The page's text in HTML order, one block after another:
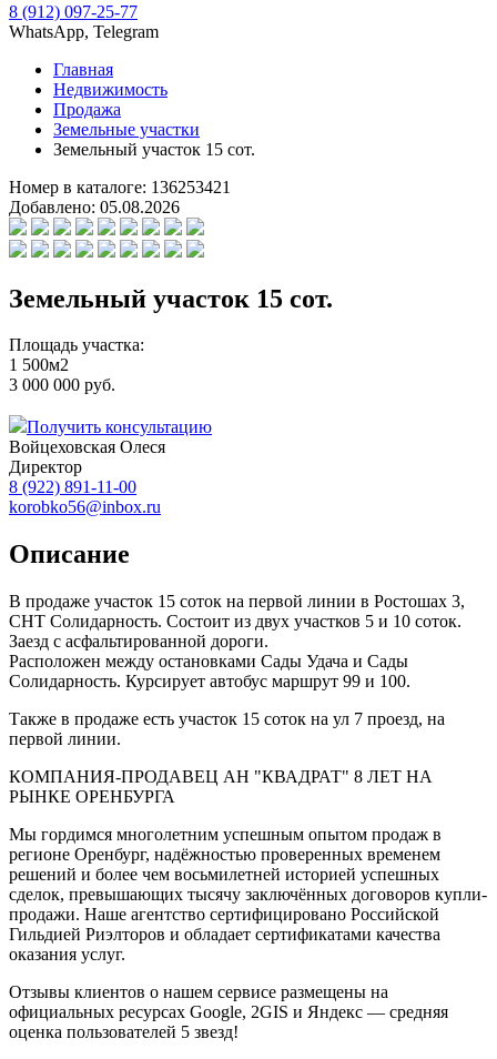
8 (912) 097-25-77
WhatsApp, Telegram
Главная
Недвижимость
Продажа
Земельные участки
Земельный участок 15 сот.
Номер в каталоге: 136253421
Добавлено: 05.08.2026
Земельный участок 15 сот.
Площадь участка:
1 500м2
3 000 000 руб.
Получить консультацию
Войцеховская Олеся
Директор
8 (922) 891-11-00
korobko56@inbox.ru
Описание
В продаже участок 15 соток на первой линии в Ростошах 3,
СНТ Солидарность. Состоит из двух участков 5 и 10 соток.
Заезд с асфальтированной дороги.
Расположен между остановками Сады Удача и Сады
Солидарность. Курсирует автобус маршрут 99 и 100.
Также в продаже есть участок 15 соток на ул 7 проезд, на
первой линии.
КОМПАНИЯ-ПРОДАВЕЦ АН "КВАДРАТ" 8 ЛЕТ НА
РЫНКЕ ОРЕНБУРГА
Мы гордимся многолетним успешным опытом продаж в
регионе Оренбург, надёжностью проверенных временем
решений и более чем восьмилетней историей успешных
сделок, превышающих тысячу заключённых договоров купли-
продажи. Наше агентство сертифицировано Российской
Гильдией Риэлторов и обладает сертификатами качества
оказания услуг.
Отзывы клиентов о нашем сервисе размещены на
официальных ресурсах Gооglе, 2GIS и Яндекс — средняя
оценка пользователей 5 звезд!